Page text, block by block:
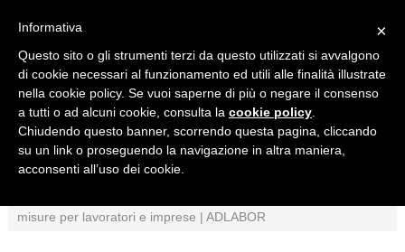
Ricerca in:
Sezione corrente
Tutto il sito
misure per lavoratori e imprese | ADLABOR
×
Informativa
Questo sito o gli strumenti terzi da questo utilizzati si avvalgono
di cookie necessari al funzionamento ed utili alle finalità illustrate
nella cookie policy. Se vuoi saperne di più o negare il consenso
a tutti o ad alcuni cookie, consulta la cookie policy
Chiudendo questo banner, scorrendo questa pagina, cliccando
su un link o proseguendo la navigazione in altra maniera,
acconsenti all’uso dei cookie.